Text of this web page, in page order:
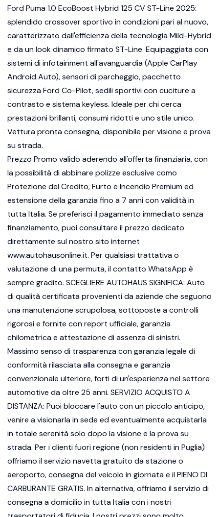
Ford Puma 1.0 EcoBoost Hybrid 125 CV ST-Line 2025:
splendido crossover sportivo in condizioni pari al nuovo,
caratterizzato dall'efficienza della tecnologia Mild-Hybrid
e da un look dinamico firmato ST-Line. Equipaggiata con
sistemi di infotainment all'avanguardia (Apple CarPlay
Android Auto), sensori di parcheggio, pacchetto
sicurezza Ford Co-Pilot, sedili sportivi con cuciture a
contrasto e sistema keyless. Ideale per chi cerca
prestazioni brillanti, consumi ridotti e uno stile unico.
Vettura pronta consegna, disponibile per visione e prova
su strada.
Prezzo Promo valido aderendo all'offerta finanziaria, con
la possibilità di abbinare polizze esclusive como
Protezione del Credito, Furto e Incendio Premium ed
estensione della garanzia fino a 7 anni con validità in
tutta Italia. Se preferisci il pagamento immediato senza
finanziamento, puoi consultare il prezzo dedicato
direttamente sul nostro sito internet
www.autohausonline.it. Per qualsiasi trattativa o
valutazione di una permuta, il contatto WhatsApp è
sempre gradito. SCEGLIERE AUTOHAUS SIGNIFICA: Auto
di qualità certificata provenienti da aziende che seguono
una manutenzione scrupolosa, sottoposte a controlli
rigorosi e fornite con report ufficiale, garanzia
chilometrica e attestazione di assenza di sinistri.
Massimo senso di trasparenza con garanzia legale di
conformità rilasciata alla consegna e garanzia
convenzionale ulteriore, forti di un'esperienza nel settore
automotive da oltre 25 anni. SERVIZIO ACQUISTO A
DISTANZA: Puoi bloccare l'auto con un piccolo anticipo,
venire a visionarla in sede ed eventualmente acquistarla
in totale serenità solo dopo la visione e la prova su
strada. Per i clienti fuori regione (non residenti in Puglia)
offriamo il servizio navetta gratuito da stazione o
aeroporto, consegna del veicolo in giornata e il PIENO DI
CARBURANTE GRATIS. In alternativa, offriamo il servizio di
consegna a domicilio in tutta Italia con i nostri